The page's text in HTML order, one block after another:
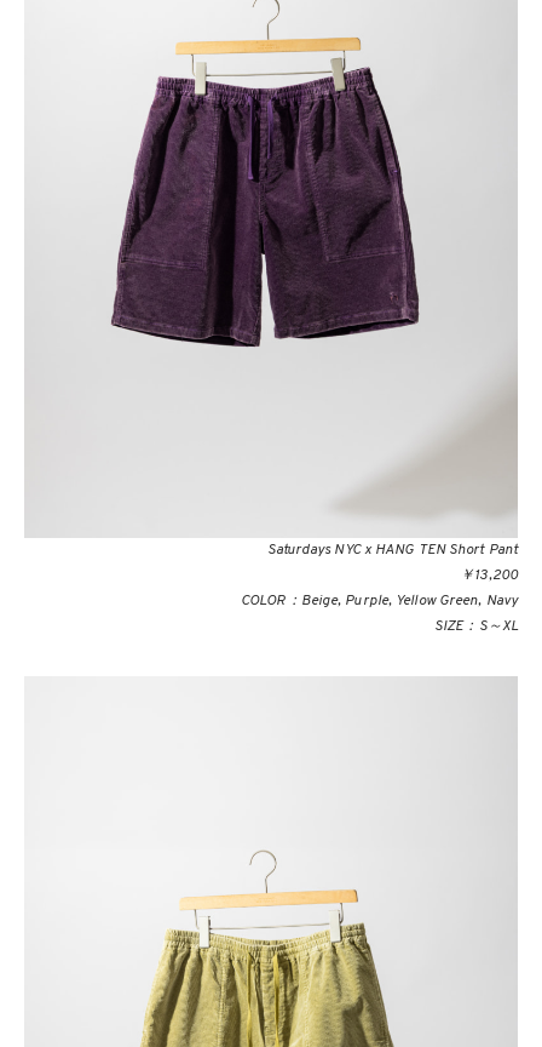
Saturdays NYC x HANG TEN Short Pant
￥13,200
COLOR：Beige, Purple, Yellow Green, Navy
SIZE：S～XL